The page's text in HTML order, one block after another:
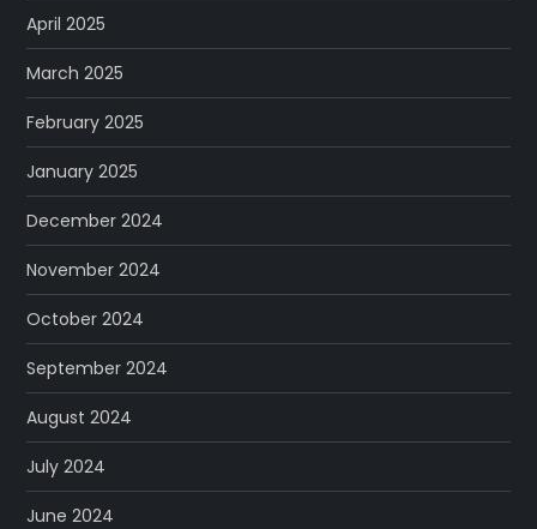
April 2025
March 2025
February 2025
January 2025
December 2024
November 2024
October 2024
September 2024
August 2024
July 2024
June 2024